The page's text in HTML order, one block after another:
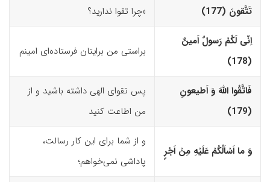
تَتَّقونَ (177)‏
«چرا تقوا ندارید؟
اِنّى لَکُمْ رَسولٌ اَمینٌ
(178)‏
براستی من برایتان فرستاده‌ای امینم
فَاتَّقُوا اللّهَ وَ اَطیعونِ
(179)‏
پس تقوای الهی داشته باشید و از
من اطاعت کنید
وَ ما اَسْاَلُکُمْ عَلَیْهِ مِنْ اَجْرٍ
و از شما برای این کار رسالت،
پاداشی نمی‌خواهم؛